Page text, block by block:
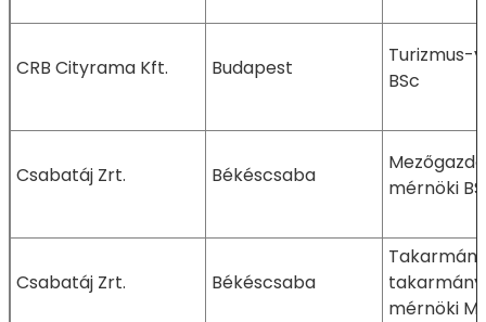
CRB Cityrama Kft. Budapest
Turizmus-
BSc
Csabatáj Zrt. Békéscsaba
mérnöki
Csabatáj Zrt. Békéscsaba
mérnöki